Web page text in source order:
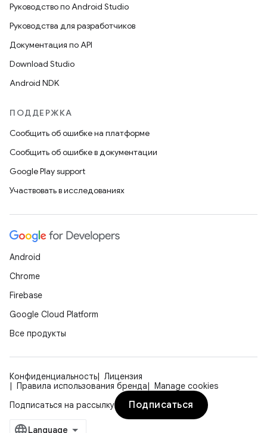
Руководство по Android Studio
Руководства для разработчиков
Документация по API
Download Studio
Android NDK
ПОДДЕРЖКА
Сообщить об ошибке на платформе
Сообщить об ошибке в документации
Google Play support
Участвовать в исследованиях
Android
Chrome
Firebase
Google Cloud Platform
Все продукты
Конфиденциальность
Лицензия
Правила использования бренда
Manage cookies
Подписаться на рассылку
Подписаться